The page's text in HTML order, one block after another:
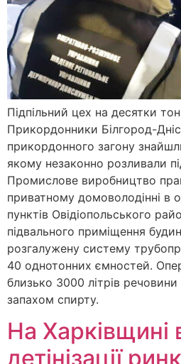
Підпільний цех на десятки
Прикордонники Білгород-
прикордонного загону
якому незаконно розливали
Промислове виробництво
приватному домоволодінні в
пунктів Овідіопольського
підвального приміщення
розгалужену систему
40 однотонних ємностей.
близько 3000 літрів
запахом спирту.
На Харківщині
детінізації